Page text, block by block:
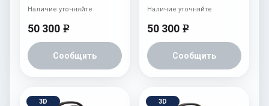
50 300 e
Сообщить
Наличие уточняйте
50 300 e
Сообщить
Наличие уточняйте
3D 3D